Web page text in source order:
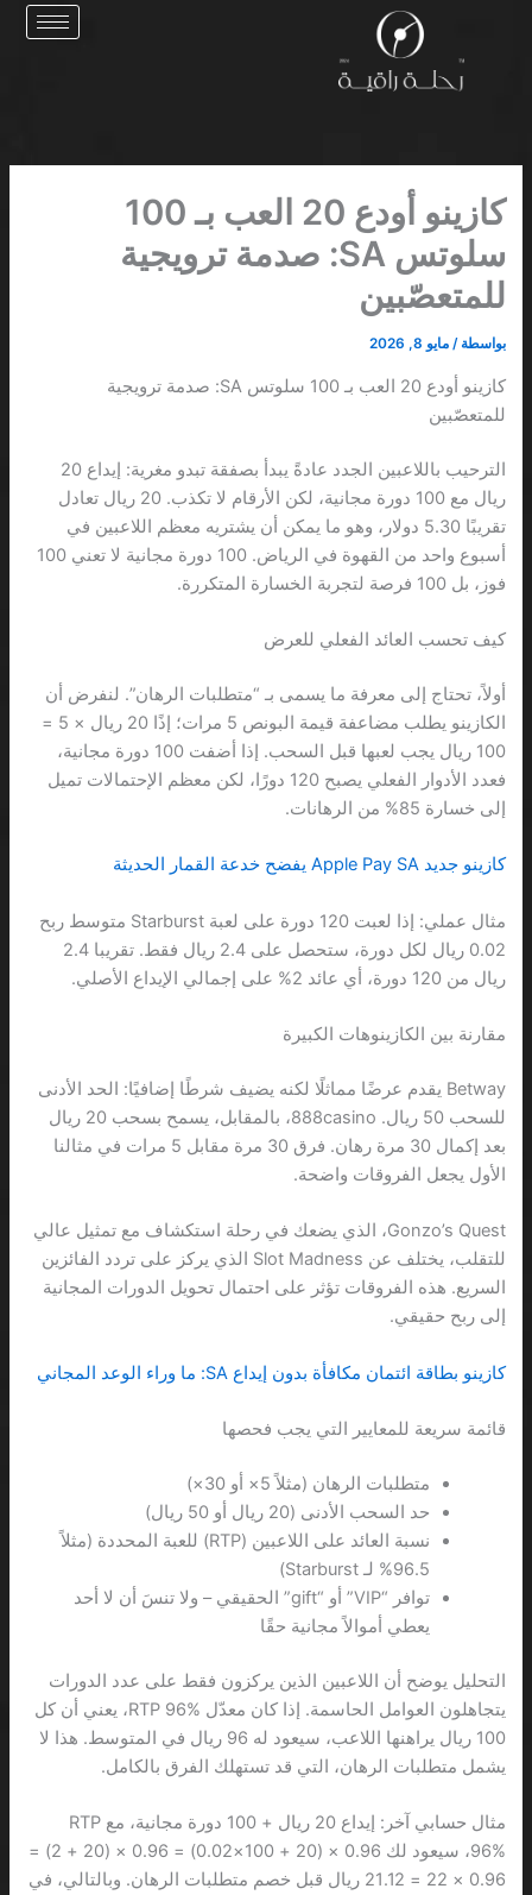
كازينو أودع 20 العب بـ 100
سلوتس SA: صدمة ترويجية
للمتعصّبين
بواسطة /مايو 8, 2026
كازينو أودع 20 العب بـ 100 سلوتس SA: صدمة ترويجية
للمتعصّبين
الترحيب باللاعبين الجدد عادةً يبدأ بصفقة تبدو مغرية: إيداع 20
ريال مع 100 دورة مجانية، لكن الأرقام لا تكذب. 20 ريال تعادل
تقريبًا 5.30 دولار، وهو ما يمكن أن يشتريه معظم اللاعبين في
أسبوع واحد من القهوة في الرياض. 100 دورة مجانية لا تعني 100
فوز، بل 100 فرصة لتجربة الخسارة المتكررة.
كيف تحسب العائد الفعلي للعرض
أولاً، تحتاج إلى معرفة ما يسمى بـ “متطلبات الرهان”. لنفرض أن
الكازينو يطلب مضاعفة قيمة البونص 5 مرات؛ إذًا 20 ريال × 5 =
100 ريال يجب لعبها قبل السحب. إذا أضفت 100 دورة مجانية،
فعدد الأدوار الفعلي يصبح 120 دورًا، لكن معظم الإحتمالات تميل
إلى خسارة 85% من الرهانات.
كازينو جديد Apple Pay SA يفضح خدعة القمار الحديثة
مثال عملي: إذا لعبت 120 دورة على لعبة Starburst متوسط ربح
0.02 ريال لكل دورة، ستحصل على 2.4 ريال فقط. تقريبا 2.4
ريال من 120 دورة، أي عائد 2% على إجمالي الإيداع الأصلي.
مقارنة بين الكازينوهات الكبيرة
Betway يقدم عرضًا مماثلًا لكنه يضيف شرطًا إضافيًا: الحد الأدنى
للسحب 50 ريال. 888casino، بالمقابل، يسمح بسحب 20 ريال
بعد إكمال 30 مرة رهان. فرق 30 مرة مقابل 5 مرات في مثالنا
الأول يجعل الفروقات واضحة.
Gonzo’s Quest، الذي يضعك في رحلة استكشاف مع تمثيل عالي
للتقلب، يختلف عن Slot Madness الذي يركز على تردد الفائزين
السريع. هذه الفروقات تؤثر على احتمال تحويل الدورات المجانية
إلى ربح حقيقي.
كازينو بطاقة ائتمان مكافأة بدون إيداع SA: ما وراء الوعد المجاني
قائمة سريعة للمعايير التي يجب فحصها
متطلبات الرهان (مثلاً 5× أو 30×)
حد السحب الأدنى (20 ريال أو 50 ريال)
نسبة العائد على اللاعبين (RTP) للعبة المحددة (مثلاً
96.5% لـ Starburst)
توافر “VIP” أو “gift” الحقيقي – ولا تنسَ أن لا أحد
يعطي أموالاً مجانية حقًا
التحليل يوضح أن اللاعبين الذين يركزون فقط على عدد الدورات
يتجاهلون العوامل الحاسمة. إذا كان معدّل RTP 96%، يعني أن كل
100 ريال يراهنها اللاعب، سيعود له 96 ريال في المتوسط. هذا لا
يشمل متطلبات الرهان، التي قد تستهلك الفرق بالكامل.
مثال حسابي آخر: إيداع 20 ريال + 100 دورة مجانية، مع RTP
96%، سيعود لك 0.96 × (20 + 100×0.02) = 0.96 × (20 + 2) =
0.96 × 22 = 21.12 ريال قبل خصم متطلبات الرهان. وبالتالي، في